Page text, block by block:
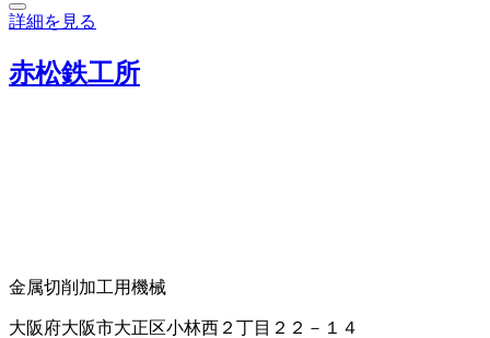
詳細を見る
赤松鉄工所
金属切削加工用機械
大阪府大阪市大正区小林西２丁目２２－１４